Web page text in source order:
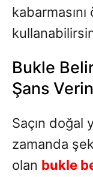
Bukle
Şans Verin
Saçın doğal
zamanda
olan bukle